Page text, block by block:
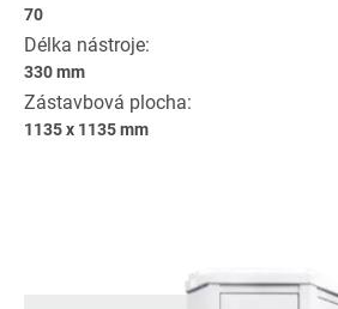
70
Délka nástroje:
330 mm
Zástavbová plocha:
1135 x 1135 mm